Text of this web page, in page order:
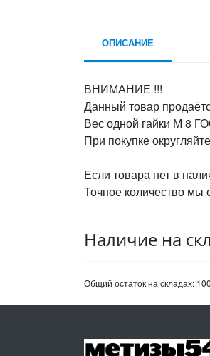
ОПИСАНИЕ
ВНИМАНИЕ !!!
Данный товар
Вес одной гайки М 8
При покупке
Если товара нет в
Точное количество мы
Наличие на
Общий остаток на складах: